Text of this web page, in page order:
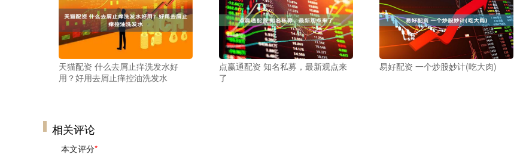
天猫配资 什么去屑止痒洗发水好
用？好用去屑止痒控油洗发水
点赢通配资 知名私募，最新观点来
了
易好配资 一个炒股妙计(吃大肉)
相关评论
本文评分*